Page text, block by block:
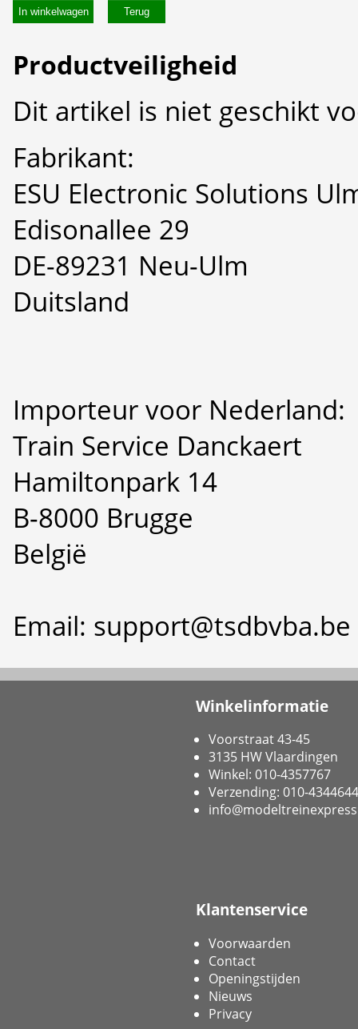
In winkelwagen
Productveiligheid
Dit artikel is niet geschikt
Fabrikant:
ESU Electronic Solutions
Edisonallee 29
DE-89231 Neu-Ulm
Duitsland
Importeur voor Nederland:
Train Service Danckaert
Hamiltonpark 14
B-8000 Brugge
België
Email: support@tsdbvba.be
Winkelinformatie
Voorstraat 43-45
3135 HW Vlaardingen
Winkel: 010-4357767
Verzending: 010-4344644
Klantenservice
Voorwaarden
Contact
Openingstijden
Nieuws
Privacy